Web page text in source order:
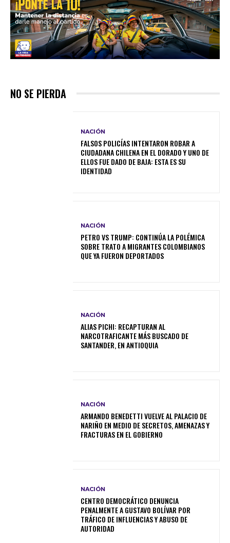
NO SE PIERDA
NACIÓN
FALSOS POLICÍAS INTENTARON ROBAR A
CIUDADANA CHILENA EN EL DORADO Y UNO DE
ELLOS FUE DADO DE BAJA: ESTA ES SU
IDENTIDAD
NACIÓN
PETRO VS TRUMP: CONTINÚA LA POLÉMICA
SOBRE TRATO A MIGRANTES COLOMBIANOS
QUE YA FUERON DEPORTADOS
NACIÓN
ALIAS PICHI: RECAPTURAN AL
NARCOTRAFICANTE MÁS BUSCADO DE
SANTANDER, EN ANTIOQUIA
NACIÓN
ARMANDO BENEDETTI VUELVE AL PALACIO DE
NARIÑO EN MEDIO DE SECRETOS, AMENAZAS Y
FRACTURAS EN EL GOBIERNO
NACIÓN
CENTRO DEMOCRÁTICO DENUNCIA
PENALMENTE A GUSTAVO BOLÍVAR POR
TRÁFICO DE INFLUENCIAS Y ABUSO DE
AUTORIDAD